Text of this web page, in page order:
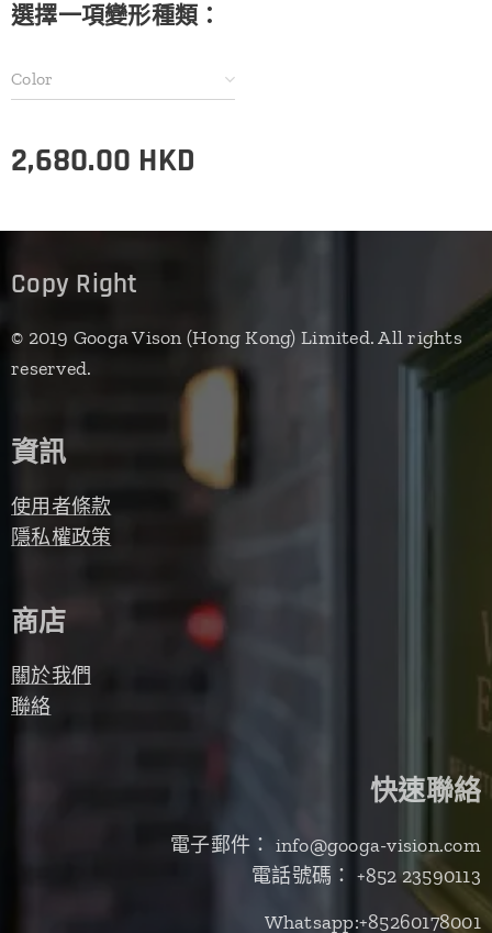
選擇一項變形種類：
Color
2,680.00 HKD
Copy Right
© 2019 Googa Vison (Hong Kong) Limited. All rights
reserved.
資訊
使用者條款
隱私權政策
商店
關於我們
聯絡
快速聯絡
電子郵件： info@googa-vision.com
電話號碼： +852 23590113
Whatsapp:+85260178001